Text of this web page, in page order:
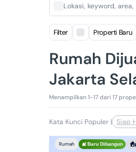
Lokasi, keyword,
Filter Properti Baru
Rumah
Jakarta
Menampilkan 1-17 dari 17
Kata Kunci Populer | Siap
Rumah Baru Dibangun